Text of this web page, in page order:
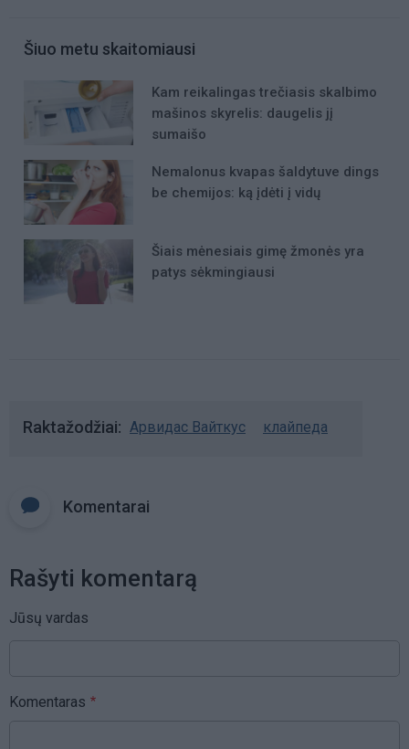
Šiuo metu skaitomiausi
Kam reikalingas trečiasis skalbimo
mašinos skyrelis: daugelis jį
sumaišo
Nemalonus kvapas šaldytuve dings
be chemijos: ką įdėti į vidų
Šiais mėnesiais gimę žmonės yra
patys sėkmingiausi
Raktažodžiai Арвидас Вайткус клайпеда
Komentarai
Rašyti komentarą
Jūsų vardas
Komentaras